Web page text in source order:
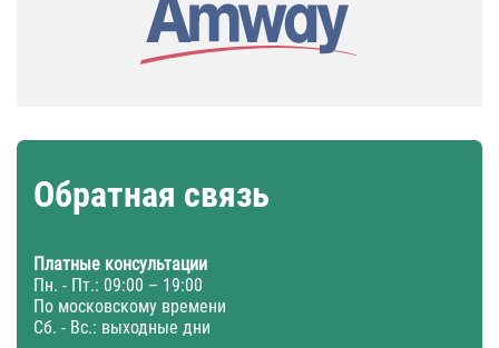
Обратная связь
Платные консультации
Пн. - Пт.: 09:00 – 19:00
По московскому времени
Сб. - Вс.: выходные дни